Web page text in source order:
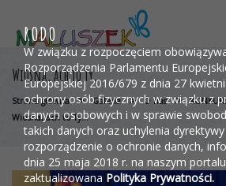
RODO
W związku z rozpoczęciem
Rozporządzenia Parlamentu
Europejskiej 2016/679 z dnia 27
ochrony osób fizycznych w związku z
danych osobowych i w sprawie
takich danych oraz uchylenia
rozporządzenie o ochronie danych,
dnia 25 maja 2018 r. na naszym
zaktualizowana Polityka Prywatności.
Wiosna, ach to Ty…
Strona główna > Galeria > O nas >
Wiosna, ach to Ty…